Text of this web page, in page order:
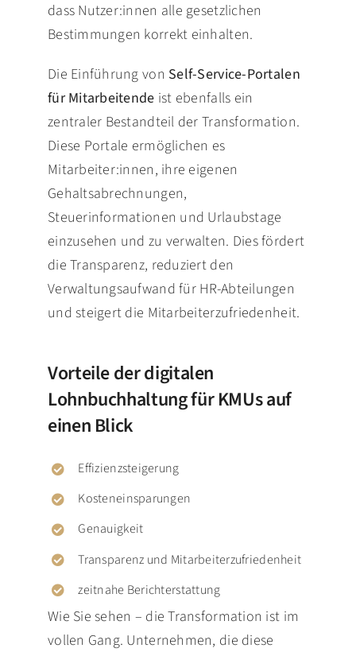
dass Nutzer:innen alle gesetzlichen
Bestimmungen korrekt einhalten.
Die Einführung von Self-Service-Portalen
für Mitarbeitende ist ebenfalls ein
zentraler Bestandteil der Transformation.
Diese Portale ermöglichen es
Mitarbeiter:innen, ihre eigenen
Gehaltsabrechnungen,
Steuerinformationen und Urlaubstage
einzusehen und zu verwalten. Dies fördert
die Transparenz, reduziert den
Verwaltungsaufwand für HR-Abteilungen
und steigert die Mitarbeiterzufriedenheit.
Vorteile der digitalen
Lohnbuchhaltung für KMUs auf
einen Blick
Effizienzsteigerung
Kosteneinsparungen
Genauigkeit
Transparenz und Mitarbeiterzufriedenheit
zeitnahe Berichterstattung
Wie Sie sehen – die Transformation ist im
vollen Gang. Unternehmen, die diese